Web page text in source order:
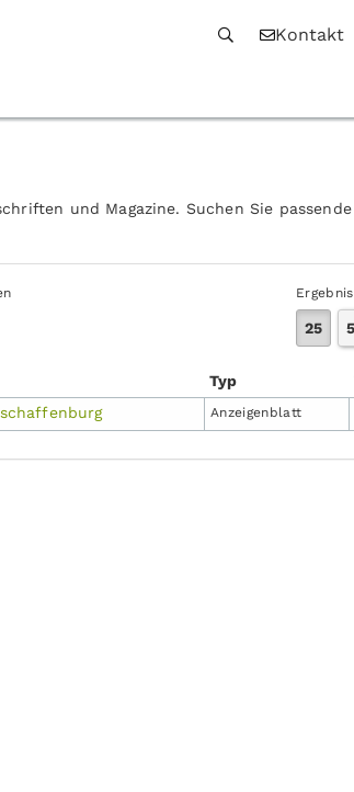
Kontakt
und Magazine. Suchen Sie
25
Typ
Anzeigen­blatt